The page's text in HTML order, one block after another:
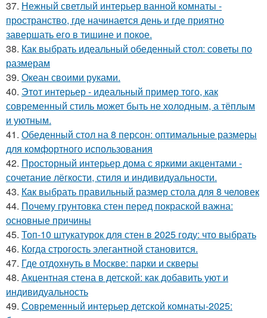
37. Нежный светлый интерьер ванной комнаты -
пространство, где начинается день и где приятно
завершать его в тишине и покое.
38. Как выбрать идеальный обеденный стол: советы по
размерам
39. Океан своими руками.
40. Этот интерьер - идеальный пример того, как
современный стиль может быть не холодным, а тёплым
и уютным.
41. Обеденный стол на 8 персон: оптимальные размеры
для комфортного использования
42. Просторный интерьер дома с яркими акцентами -
сочетание лёгкости, стиля и индивидуальности.
43. Как выбрать правильный размер стола для 8 человек
44. Почему грунтовка стен перед покраской важна:
основные причины
45. Топ-10 штукатурок для стен в 2025 году: что выбрать
46. Когда строгость элегантной становится.
47. Где отдохнуть в Москве: парки и скверы
48. Акцентная стена в детской: как добавить уют и
индивидуальность
49. Современный интерьер детской комнаты-2025: